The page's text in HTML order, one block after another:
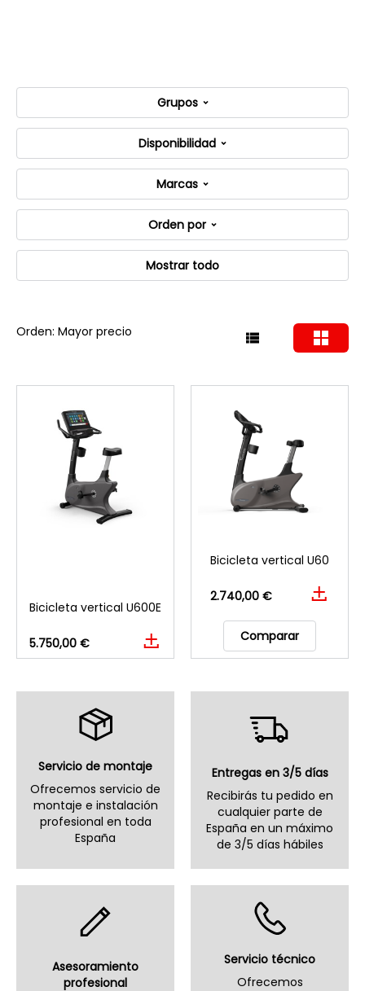
Grupos
Disponibilidad
Marcas
Orden por
Mostrar todo
Orden: Mayor precio
Bicicleta vertical U600E
5.750,00 €
Bicicleta vertical U60
2.740,00 €
Comparar
Servicio de montaje
Ofrecemos servicio de
montaje e instalación
profesional en toda
España
Entregas en 3/5 días
Recibirás tu pedido en
cualquier parte de
España en un máximo
de 3/5 días hábiles
Asesoramiento
profesional
Servicio técnico
Ofrecemos